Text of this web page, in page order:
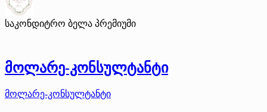
საკონდიტრო ბელა პრემიუმი
მოლარე-კონსულტანტი
მოლარე-კონსულტანტი